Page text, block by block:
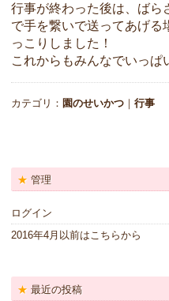
行事が終わった後は、ばら
で手を繋いで送ってあげる
っこりしました！
これからもみんなでいっぱ
カテゴリ： 園のせいかつ ｜ 行事
管理
ログイン
2016年4月以前はこちらから
最近の投稿